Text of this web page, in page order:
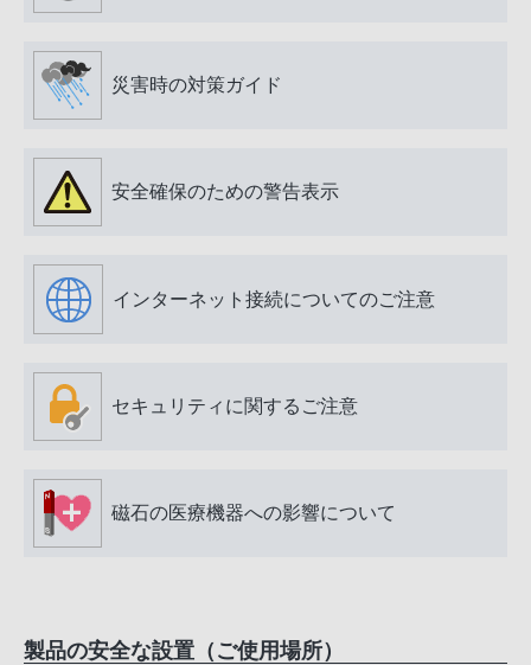
災害時の対策ガイド
安全確保のための警告表示
インターネット接続についてのご注意
セキュリティに関するご注意
磁石の医療機器への影響について
製品の安全な設置（ご使用場所）